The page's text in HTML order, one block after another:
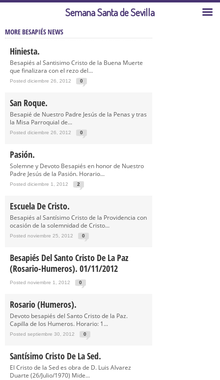
MORE BESAPIÉS NEWS
Hiniesta.
Besapiés al Santisimo Cristo de la Buena Muerte
que finalizara con el rezo del...
Posted diciembre 26, 2012 0
San Roque.
Besapié de Nuestro Padre Jesús de la Penas y tras
la Misa Parroquial de...
Posted diciembre 26, 2012 0
Pasión.
Solemne y Devoto Besapiés en honor de Nuestro
Padre Jesús de la Pasión. Horario...
Posted diciembre 1, 2012 2
Escuela De Cristo.
Besapiés al Santísimo Cristo de la Providencia con
ocasión de la solemnidad de Cristo...
Posted noviembre 25, 2012 0
Besapiés Del Santo Cristo De La Paz
(Rosario-Humeros). 01/11/2012
Posted noviembre 1, 2012 0
Rosario (Humeros).
Devoto besapiés del Santo Cristo de la Paz.
Capilla de los Humeros. Horario: 1...
Posted septiembre 30, 2012 0
Santísimo Cristo De La Sed.
El Cristo de la Sed es obra de D. Luis Alvarez
Duarte (26/Julio/1970) Mide...
Semana Santa de Sevilla